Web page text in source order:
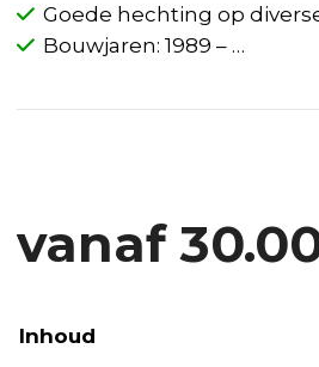
Goede hechting op
Bouwjaren: 1989 – …
vanaf
Inhoud